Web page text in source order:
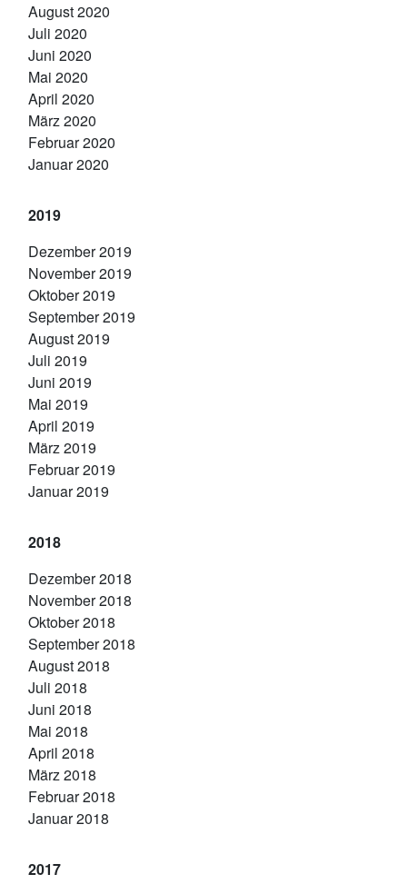
August 2020
Juli 2020
Juni 2020
Mai 2020
April 2020
März 2020
Februar 2020
Januar 2020
2019
Dezember 2019
November 2019
Oktober 2019
September 2019
August 2019
Juli 2019
Juni 2019
Mai 2019
April 2019
März 2019
Februar 2019
Januar 2019
2018
Dezember 2018
November 2018
Oktober 2018
September 2018
August 2018
Juli 2018
Juni 2018
Mai 2018
April 2018
März 2018
Februar 2018
Januar 2018
2017